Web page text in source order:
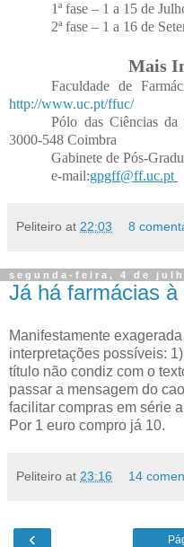
1ª fase – 1 a 15 de
2ª fase – 1 a 16 de
Mais
Faculdade de
http://www.uc.pt/ffuc/
Pólo das Ciências da
3000-548 Coimbra
Gabinete de Pós-
e-mail:gpgff@ff.uc.pt
Peliteiro at 22:03 8
segunda-feira, 4 de
Já há farmácias
Manifestamente exagerada
interpretações possíveis:
título não condiz com o
passar a mensagem do
facilitar compras em série
Por 1 euro compro já 10.
Peliteiro at 23:16 14
‹